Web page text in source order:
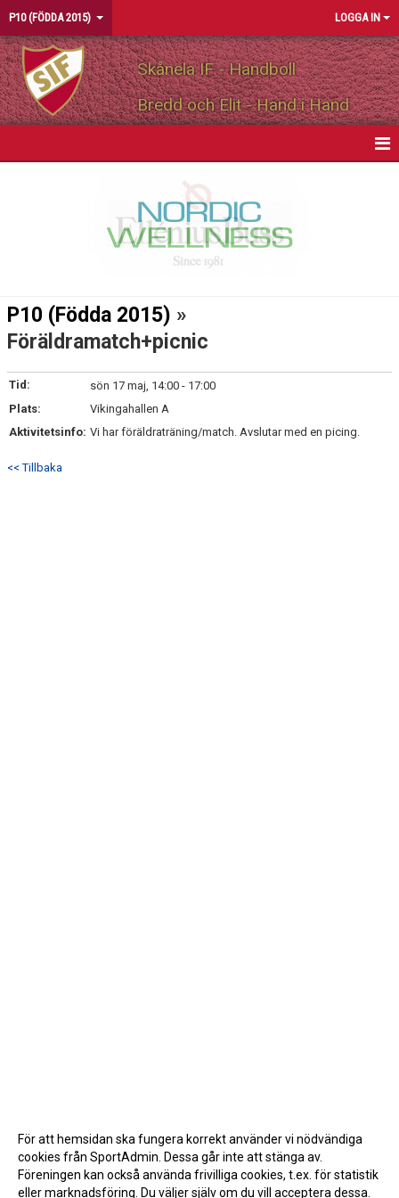
P10 (FÖDDA 2015) LOGGA IN
Skånela IF - Handboll
Bredd och Elit - Hand i Hand
BILDGALLERI
DOKUMENT
KONTAKT
P10 (Födda 2015) »
Föräldramatch+picnic
Tid:
sön 17 maj, 14:00 - 17:00
Plats:
Vikingahallen A
Aktivitetsinfo: Vi har föräldraträning/match. Avslutar med en picing.
<< Tillbaka
För att hemsidan ska fungera korrekt använder vi nödvändiga
cookies från SportAdmin. Dessa går inte att stänga av.
Föreningen kan också använda frivilliga cookies, t.ex. för statistik
eller marknadsföring. Du väljer själv om du vill acceptera dessa.